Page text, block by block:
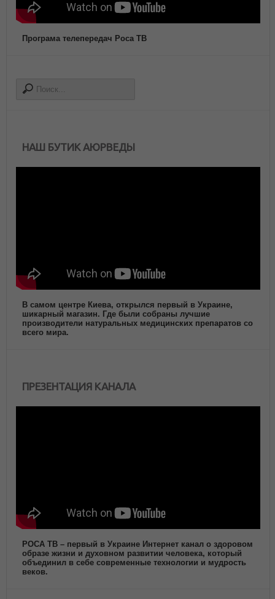
Програма телепередач Роса ТВ
НАШ БУТИК АЮРВЕДЫ
В самом центре Киева, открылся первый в Украине,
шикарный магазин. Где были собраны лучшие
производители натуральных медицинских препаратов со
всего мира.
ПРЕЗЕНТАЦИЯ КАНАЛА
РОСА ТВ – первый в Украине Интернет канал о здоровом
образе жизни и духовном развитии человека, который
объединил в себе современные технологии и мудрость
веков.